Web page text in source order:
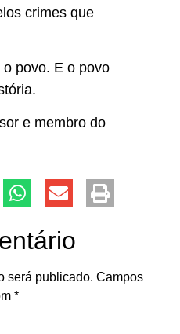
crimes que
povo. E o povo
e membro do
será publicado. Campos
*